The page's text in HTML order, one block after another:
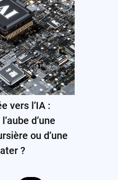
vers l’IA :
d’une
ou d’une
?